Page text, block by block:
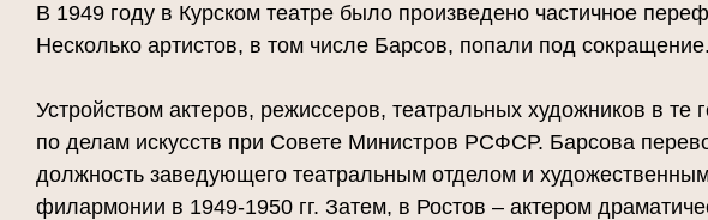
В 1949 году в Курском театре было произведено частичное
Несколько артистов, в том числе Барсов, попали под сокращение.
Устройством актеров, режиссеров, театральных художников в те
по делам искусств при Совете Министров РСФСР. Барсова
должность заведующего театральным отделом и
филармонии в 1949-1950 гг. Затем, в Ростов – актером